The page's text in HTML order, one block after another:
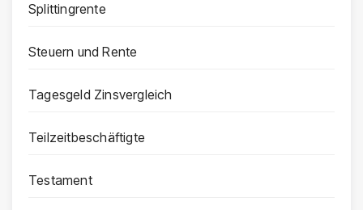
Splittingrente
Steuern und Rente
Tagesgeld Zinsvergleich
Teilzeitbeschäftigte
Testament